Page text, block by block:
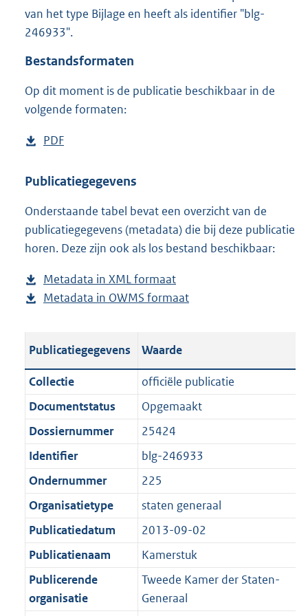
1
van het type Bijlage en heeft als identifier "blg-
246933".
Bestandsformaten
Op dit moment is de publicatie beschikbaar in de
volgende formaten:
D
w
l
o
a
p
u
l
c
t
i
e
n
f
o
r
m
a
a
PDF
s
a
n
d
g
r
o
t
:
1
,
M
b
Publicatiegegevens
Onderstaande tabel bevat een overzicht van de
publicatiegegevens (metadata) die bij deze publicatie
horen. Deze zijn ook als los bestand beschikbaar:
Metadata in XML formaat
e
a
n
d
s
r
o
t
t
e
:
1
K
Metadata in OWMS formaat
a
n
d
g
r
o
t
t
e
:
Publicatiegegevens Waarde
Collectie
officiële publicatie
Documentstatus
Opgemaakt
Dossiernummer
25424
Identifier
blg-246933
Ondernummer
225
Organisatietype
staten generaal
Publicatiedatum
2013-09-02
Publicatienaam
Kamerstuk
Publicerende
organisatie
Tweede Kamer der Staten-
Generaal